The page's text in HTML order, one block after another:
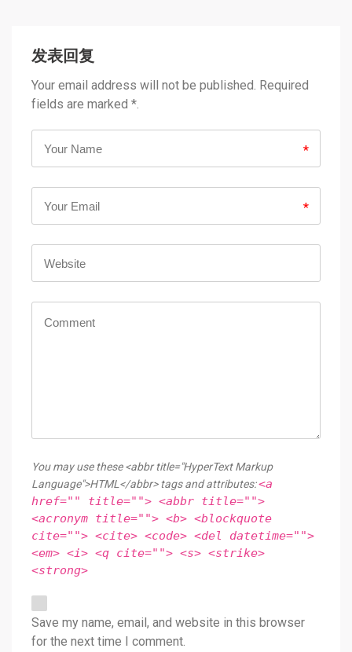
发表回复
Your email address will not be published. Required
fields are marked *.
*
*
You may use these <abbr title="HyperText Markup
Language">HTML</abbr> tags and attributes:<a
href="" title=""> <abbr title="">
<acronym title=""> <b> <blockquote
cite=""> <cite> <code> <del datetime="">
<em> <i> <q cite=""> <s> <strike>
<strong>
Save my name, email, and website in this browser
for the next time I comment.